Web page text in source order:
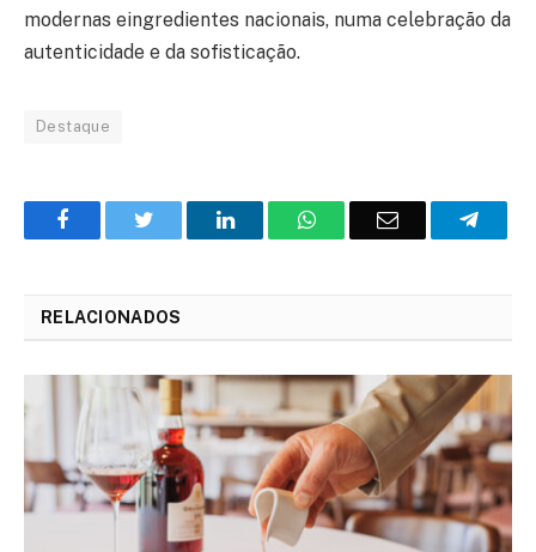
modernas eingredientes nacionais, numa celebração da
autenticidade e da sofisticação.
Destaque
FacebookTwitter
O
WhatsAppE-
RELACIONADOS